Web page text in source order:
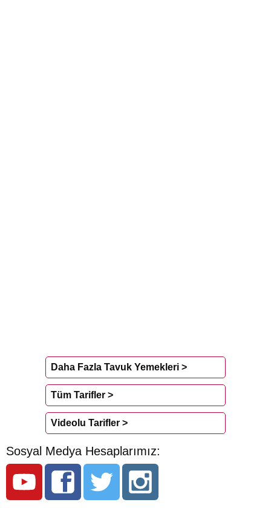
Daha Fazla Tavuk Yemekleri >
Tüm Tarifler >
Videolu Tarifler >
Sosyal Medya Hesaplarımız: